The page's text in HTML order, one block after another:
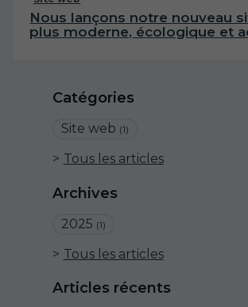
Catégories
Site web (1)
Tous les articles
Archives
2025 (1)
Tous les articles
Articles récents
Nous lançons notre nouveau
plus moderne, écologique et